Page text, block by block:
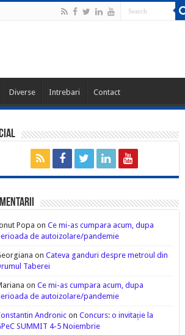
Diverse Intrebari Contact
Popa on Ce mi-as cumpara acum, dupa
de autoizolare/pandemie
on Cateva ganduri despre metroul din
Taberei
on Ce mi-as cumpara acum, dupa
de autoizolare/pandemie
Andronicon Concurs: o invitație la
SUMMIT 4-5 Noiembrie